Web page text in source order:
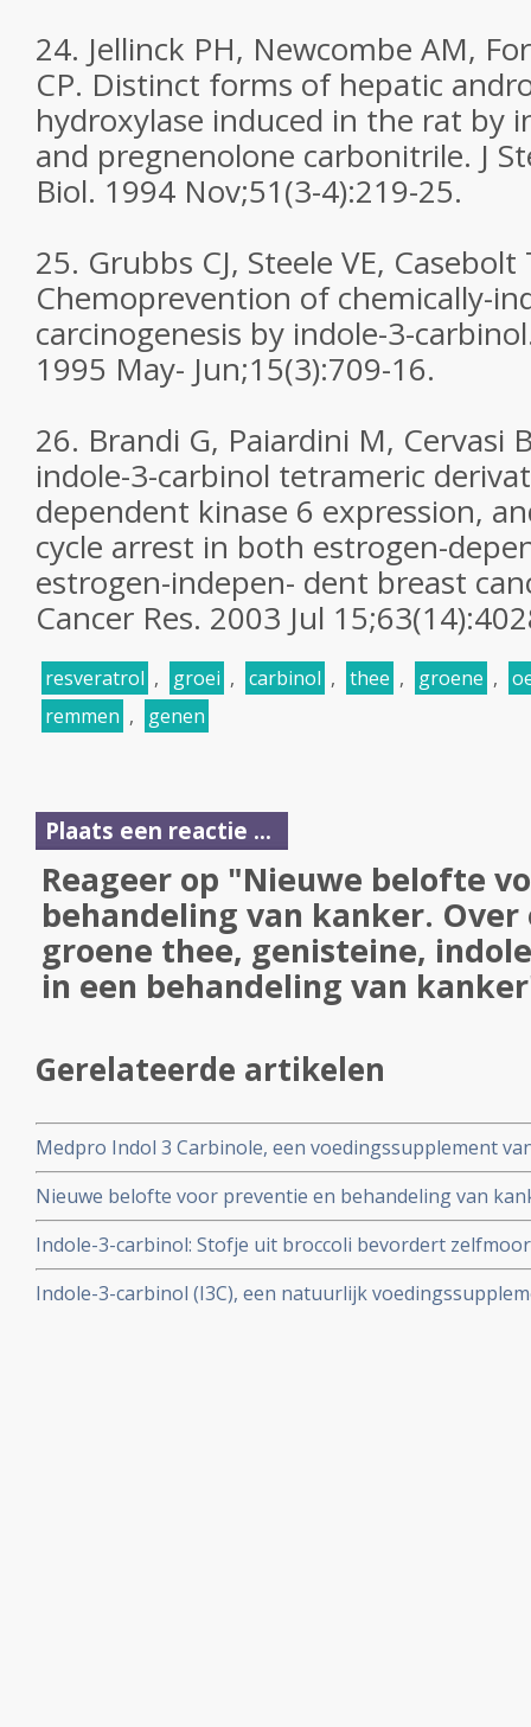
24. Jellinck PH, Newcombe AM,
CP. Distinct forms of hepatic
hydroxylase induced in the rat by
and pregnenolone carbonitrile. J
Biol. 1994 Nov;51(3-4):219-25.
25. Grubbs CJ, Steele VE, Casebolt
Chemoprevention of chemically-
carcinogenesis by indole-3-
1995 May- Jun;15(3):709-16.
26. Brandi G, Paiardini M, Cervasi
indole-3-carbinol tetrameric
dependent kinase 6 expression,
cycle arrest in both estrogen-
estrogen-indepen- dent breast
Cancer Res. 2003 Jul
resveratrol , groei , carbinol , thee , groene ,
remmen , genen
Plaats een reactie ...
Reageer op "Nieuwe belofte
behandeling van kanker.
groene thee, genisteine,
in een behandeling van
Gerelateerde artikelen
Medpro Indol 3 Carbinole, een voedingssupplement
aanpak van hormoonbepaalde kankersoorten.
Nieuwe belofte voor preventie en behandeling van
thee, genisteine, indole-3-carbinol (I3C) in een
Indole-3-carbinol: Stofje uit broccoli bevordert
borstkankercellen blijkt uit in vitro studie.
Indole-3-carbinol (I3C), een natuurlijk